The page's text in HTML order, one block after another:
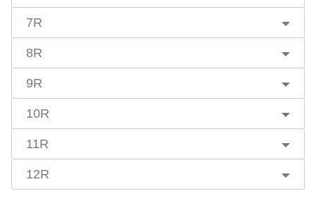
7R
8R
9R
10R
11R
12R